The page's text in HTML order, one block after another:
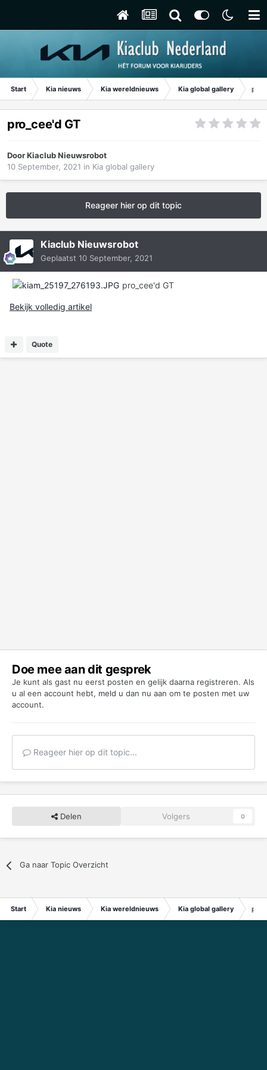
Start Kia nieuws Kia wereldnieuws Kia global gallery
pro_cee'd GT
DoorKiaclub Nieuwsrobot
10 September, 2021 in Kia global gallery
Reageer hier op dit topic
Kiaclub Nieuwsrobot
Geplaatst 10 September, 2021
pro_cee'd GT
Bekijk volledig artikel
Quote
Doe mee aan dit gesprek
Je kunt als gast nu eerst posten en gelijk daarna registreren. Als
u al een account hebt, meld u dan nu aan om te posten met uw
account.
Reageer hier op dit topic...
Delen Volgers 0
Ga naar Topic Overzicht
Start Kia nieuws Kia wereldnieuws Kia global gallery